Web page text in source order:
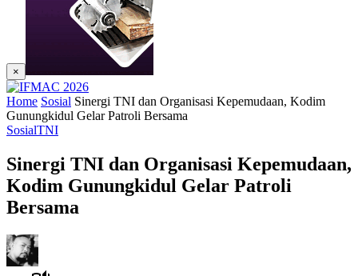
×
Home Sosial Sinergi TNI dan Organisasi Kepemudaan, Kodim
Gunungkidul Gelar Patroli Bersama
SosialTNI
Sinergi TNI dan Organisasi Kepemudaan,
Kodim Gunungkidul Gelar Patroli
Bersama